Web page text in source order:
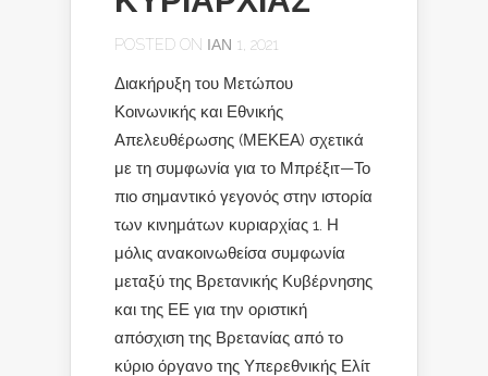
POSTED ON ΙΑΝ 1, 2021
Διακήρυξη του Μετώπου
Κοινωνικής και Εθνικής
Απελευθέρωσης (ΜΕΚΕΑ) σχετικά
με τη συμφωνία για το Μπρέξιτ—Το
πιο σημαντικό γεγονός στην ιστορία
των κινημάτων κυριαρχίας 1. Η
μόλις ανακοινωθείσα συμφωνία
μεταξύ της Βρετανικής Κυβέρνησης
και της ΕΕ για την οριστική
απόσχιση της Βρετανίας από το
κύριο όργανο της Υπερεθνικής Ελίτ